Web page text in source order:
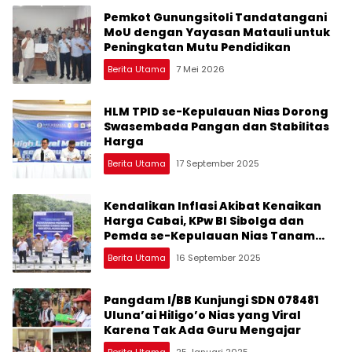
Pemkot Gunungsitoli Tandatangani
MoU dengan Yayasan Matauli untuk
Peningkatan Mutu Pendidikan
Berita Utama 7 Mei 2026
HLM TPID se-Kepulauan Nias Dorong
Swasembada Pangan dan Stabilitas
Harga
Berita Utama 17 September 2025
Kendalikan Inflasi Akibat Kenaikan
Harga Cabai, KPw BI Sibolga dan
Pemda se-Kepulauan Nias Tanam
Cabai Merah Serentak
Berita Utama 16 September 2025
Pangdam I/BB Kunjungi SDN 078481
Uluna’ai Hiligo’o Nias yang Viral
Karena Tak Ada Guru Mengajar